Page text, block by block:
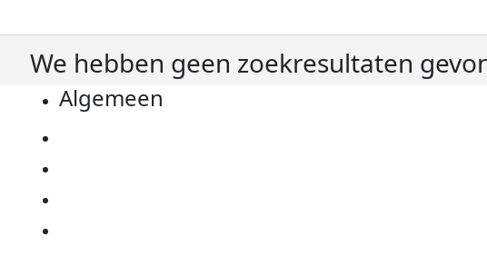
We hebben geen zoekresultaten
Algemeen